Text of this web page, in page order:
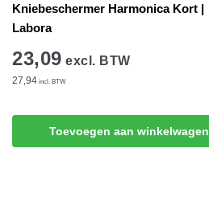
Kniebeschermer Harmonica Kort |
Labora
23,09 excl. BTW
27,94 incl. BTW
Toevoegen aan winkelwagen